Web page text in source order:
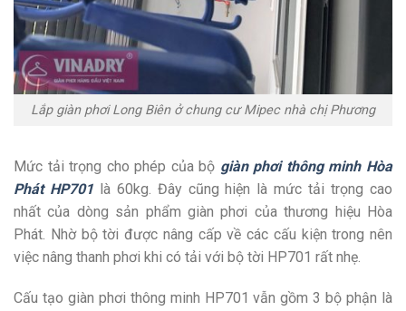
Lắp giàn phơi Long Biên ở chung cư Mipec nhà chị Phương
Mức tải trọng cho phép của bộ giàn phơi thông minh Hòa
Phát HP701là 60kg. Đây cũng hiện là mức tải trọng cao
nhất của dòng sản phẩm giàn phơi của thương hiệu Hòa
Phát. Nhờ bộ tời được nâng cấp về các cấu kiện trong nên
việc nâng thanh phơi khi có tải với bộ tời HP701 rất nhẹ.
Cấu tạo giàn phơi thông minh HP701 vẫn gồm 3 bộ phận là